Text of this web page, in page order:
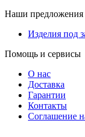
Наши предложения
Изделия под
Помощь и сервисы
О нас
Доставка
Гарантии
Контакты
Соглашение